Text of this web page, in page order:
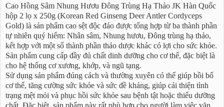
Cao Hồng Sâm Nhung Hươu Đông Trùng Hạ Thảo JK Hàn Quốc
hộp 2 lọ x 250g (Korean Red Ginseng Deer Antler Cordyceps
Gold) là sản phẩm cao sệt độc đáo được tổng hợp từ ba thành phần
tự nhiên quý hiếm: Nhân sâm, Nhung hươu, Đông trùng hạ thảo,
kết hợp với một số thành phần thảo dược khác có lợi cho sức khỏe.
Sản phẩm cung cấp đầy đủ chất dinh dưỡng cho cơ thể, đặc biệt là
cho hệ thống cơ xương, khớp, và ngũ tạng.
Sử dụng sản phẩm đúng cách và thường xuyên có thể giúp bồi bổ
cơ thể, tăng cường sức khỏe và sức đề kháng, giúp cải thiện tình
trạng mệt mỏi và phục hồi sức khỏe sau bệnh tật hoặc thiếu dưỡng
chất. Đặc biệt, sản phẩm này rất phù hợp cho người làm việc văn